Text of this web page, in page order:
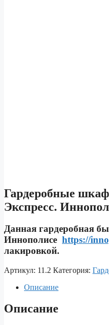
Гардеробные
Экспресс.
Данная гардеробная
Иннополисе https://
лакировкой.
Артикул: 11.2 Категория:
Описание
Описание